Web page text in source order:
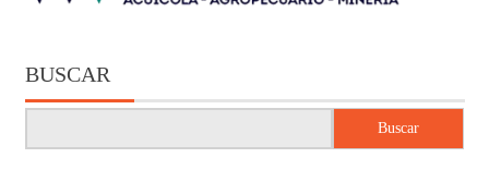
BUSCAR
Buscar